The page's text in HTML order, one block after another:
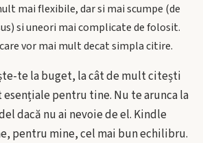
mai flexibile, dar si mai scumpe (de
si uneori mai complicate de folosit.
vor mai mult decat simpla citire.
te la buget, la cât de mult citești
pentru tine. Nu te arunca la
dacă nu ai nevoie de el. Kindle
pentru mine, cel mai bun echilibru.